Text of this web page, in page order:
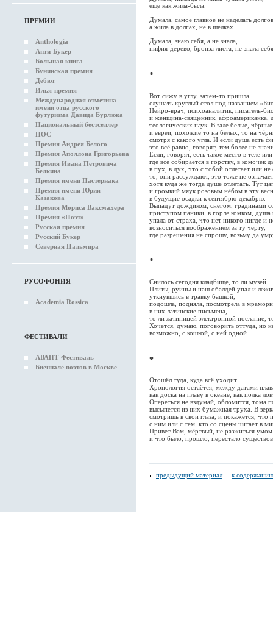
ПРЕМИИ
Anthologia
Анти-Букер
Большая книга
Бунинская премия
Дебют
Илья-премия
Международная отметина
имени отца русского
футуризма Давида Бурлюка
Национальный бестселлер
НОС
Премия Андрея Белого
Премия Аполлона Григорьева
Премия Ивана Петровича
Белкина
Премия имени Пастернака
Премия имени Юрия
Казакова
Премия Мориса Ваксмахера
Премия «Поэт»
Русская премия
Русский Букер
Северная Пальмира
РУСОФОНИЯ
Academia Rossica
ФЕСТИВАЛИ
АВАНТ-Фестиваль
Биеннале поэтов в Москве
ещё как жила-была.
Думала, самое главное не наделать
а жила в долгах, не в шелках.
Думала, знаю себя, а не знала,
пифия-дерево, бронза листа, не знала
*
Вот сижу в углу, зачем-то пришла
слушать круглый стол под названием
Нейро-врач, психоаналитик, писатель-
и женщина-священник, афроамериканка,
теологических наук. В зале белые,
и евреи, похожие то на белых, то на
смотря с какого угла. И если душа есть
это всё равно, говорят, тем более не
Если, говорят, есть такое место в теле
где всё собирается в горстку, в комочек
в пух, в дух, что с тобой отлетает или не
то, они рассуждают, это тоже не
хотя куда же тогда душе отлетать. Тут
и громкий мяук розовым нёбом в эту
в будущие осадки к сентябрю-декабрю.
Выпадут дождиком, снегом, градинами
приступом паники, в горле комком, душа
упала от страха, что нет никого нигде и
возноситься воображением за ту черту,
где разрешения не спрошу, возьму да
*
Снилось сегодня кладбище, то ли музей.
Плиты, руины и наш обалдей упал и
уткнувшись в травку башкой,
подошла, подняла, посмотрела в
в них латинские письмена,
то ли латиницей электронной послание,
Хочется, думаю, поговорить оттуда, но
возможно, с кошкой, с ней одной.
*
Отошёл туда, куда всё уходит.
Хронология остаётся, между датами
как доска на плаву в океане, как полка
Опереться не вздумай, обломится, тома
высыпется из них бумажная труха. В
смотришь в свои глаза, и покажется, что
с ним или с тем, кто со сцены читает в
Привет Вам, мёртвый, не разжиться умом
и что было, прошло, перестало
предыдущий материал к